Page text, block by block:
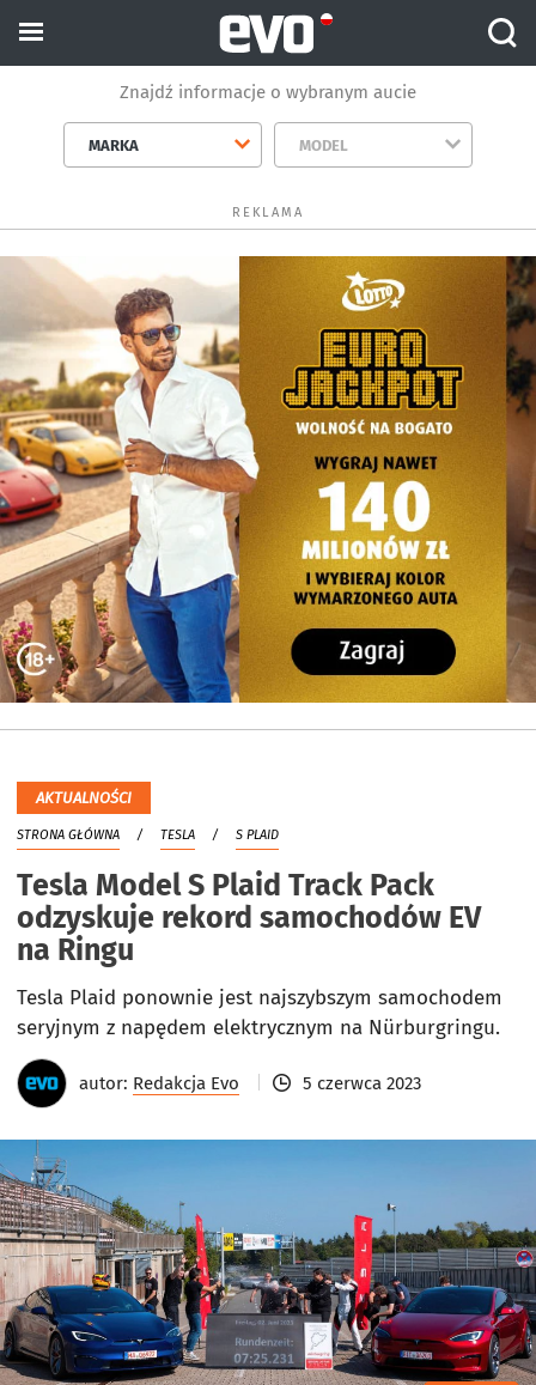
Znajdź informacje o wybranym aucie
MARKA MODEL
REKLAMA
AKTUALNOŚCI
STRONA GŁÓWNA TESLA S PLAID
Tesla Model S Plaid Track Pack
odzyskuje rekord samochodów EV
na Ringu
Tesla Plaid ponownie jest najszybszym samochodem
seryjnym z napędem elektrycznym na Nürburgringu.
autor: Redakcja Evo 5 czerwca 2023